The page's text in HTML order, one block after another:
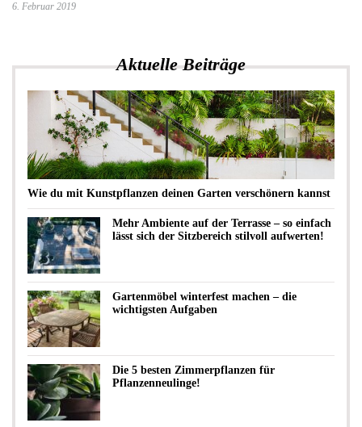
6. Februar 2019
Aktuelle Beiträge
Wie du mit Kunstpflanzen deinen Garten verschönern kannst
Mehr Ambiente auf der Terrasse – so einfach
lässt sich der Sitzbereich stilvoll aufwerten!
Gartenmöbel winterfest machen – die
wichtigsten Aufgaben
Die 5 besten Zimmerpflanzen für
Pflanzenneulinge!